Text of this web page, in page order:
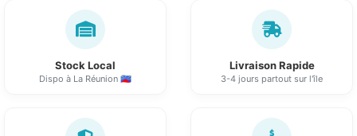
Stock Local
Dispo à La Réunion 🇷🇪
Livraison Rapide
3-4 jours partout sur l'île